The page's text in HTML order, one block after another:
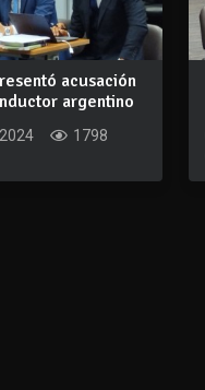
acusación
argentino
1798